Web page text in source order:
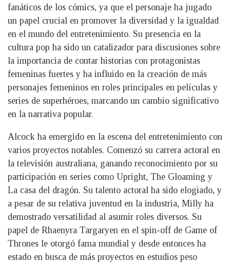
fanáticos de los cómics, ya que el personaje ha jugado
un papel crucial en promover la diversidad y la igualdad
en el mundo del entretenimiento. Su presencia en la
cultura pop ha sido un catalizador para discusiones sobre
la importancia de contar historias con protagonistas
femeninas fuertes y ha influido en la creación de más
personajes femeninos en roles principales en películas y
series de superhéroes, marcando un cambio significativo
en la narrativa popular.
Alcock ha emergido en la escena del entretenimiento con
varios proyectos notables. Comenzó su carrera actoral en
la televisión australiana, ganando reconocimiento por su
participación en series como Upright, The Gloaming y
La casa del dragón. Su talento actoral ha sido elogiado, y
a pesar de su relativa juventud en la industria, Milly ha
demostrado versatilidad al asumir roles diversos. Su
papel de Rhaenyra Targaryen en el spin-off de Game of
Thrones le otorgó fama mundial y desde entonces ha
estado en busca de más proyectos en estudios peso